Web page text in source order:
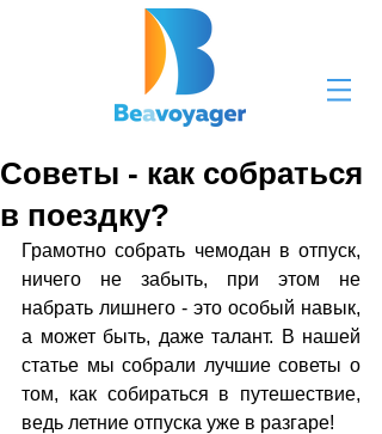
Советы - как собраться
в поездку?
Грамотно собрать чемодан в отпуск,
ничего не забыть, при этом не
набрать лишнего - это особый навык,
а может быть, даже талант. В нашей
статье мы собрали лучшие советы о
том, как собираться в путешествие,
ведь летние отпуска уже в разгаре!